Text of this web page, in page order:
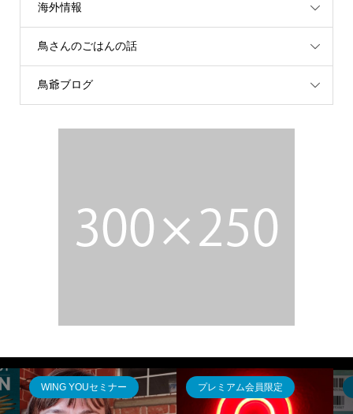
海外情報
鳥さんのごはんの話
鳥爺ブログ
WING YOUセミナー プレミアム会員限定